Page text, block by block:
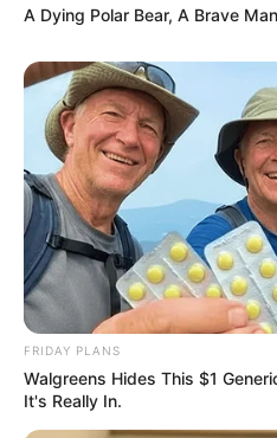
A Dying Polar Bear, A Brave
FRIDAY PLANS
Walgreens Hides This $1
It's Really In.